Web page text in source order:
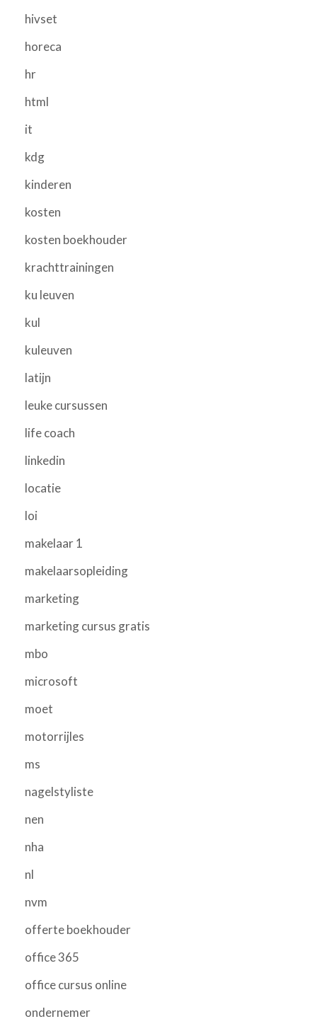
hivset
horeca
hr
html
it
kdg
kinderen
kosten
kosten boekhouder
krachttrainingen
ku leuven
kul
kuleuven
latijn
leuke cursussen
life coach
linkedin
locatie
loi
makelaar 1
makelaarsopleiding
marketing
marketing cursus gratis
mbo
microsoft
moet
motorrijles
ms
nagelstyliste
nen
nha
nl
nvm
offerte boekhouder
office 365
office cursus online
ondernemer